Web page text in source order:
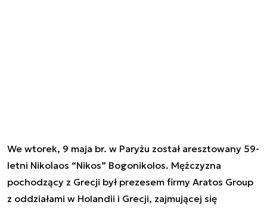
We wtorek, 9 maja br. w Paryżu został aresztowany 59-
letni Nikolaos “Nikos” Bogonikolos. Mężczyzna
pochodzący z Grecji był prezesem firmy Aratos Group
z oddziałami w Holandii i Grecji, zajmującej się